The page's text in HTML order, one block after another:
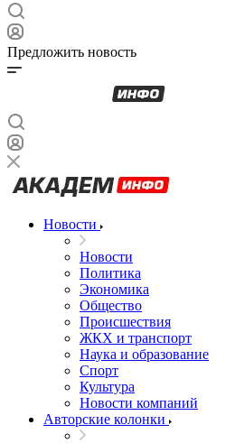
Предложить новость
Новости
Новости
Политика
Экономика
Общество
Происшествия
ЖКХ и транспорт
Наука и образование
Спорт
Культура
Новости компаний
Авторские колонки